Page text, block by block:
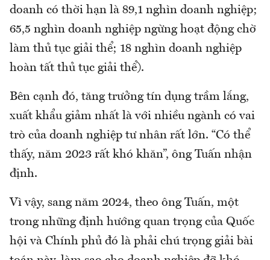
doanh có thời hạn là 89,1 nghìn doanh nghiệp;
65,5 nghìn doanh nghiệp ngừng hoạt động chờ
làm thủ tục giải thể; 18 nghìn doanh nghiệp
hoàn tất thủ tục giải thể).
Bên cạnh đó, tăng trưởng tín dụng trầm lắng,
xuất khẩu giảm nhất là với nhiều ngành có vai
trò của doanh nghiệp tư nhân rất lớn. “Có thể
thấy, năm 2023 rất khó khăn”, ông Tuấn nhận
định.
Vì vậy, sang năm 2024, theo ông Tuấn, một
trong những định hướng quan trọng của Quốc
hội và Chính phủ đó là phải chú trọng giải bài